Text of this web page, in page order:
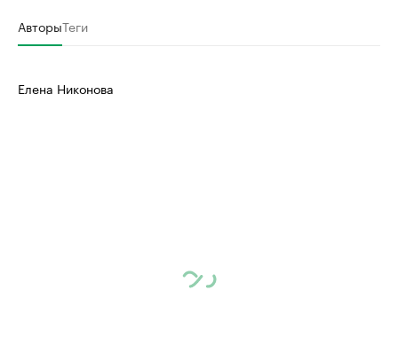
АвторыТеги
Елена Никонова